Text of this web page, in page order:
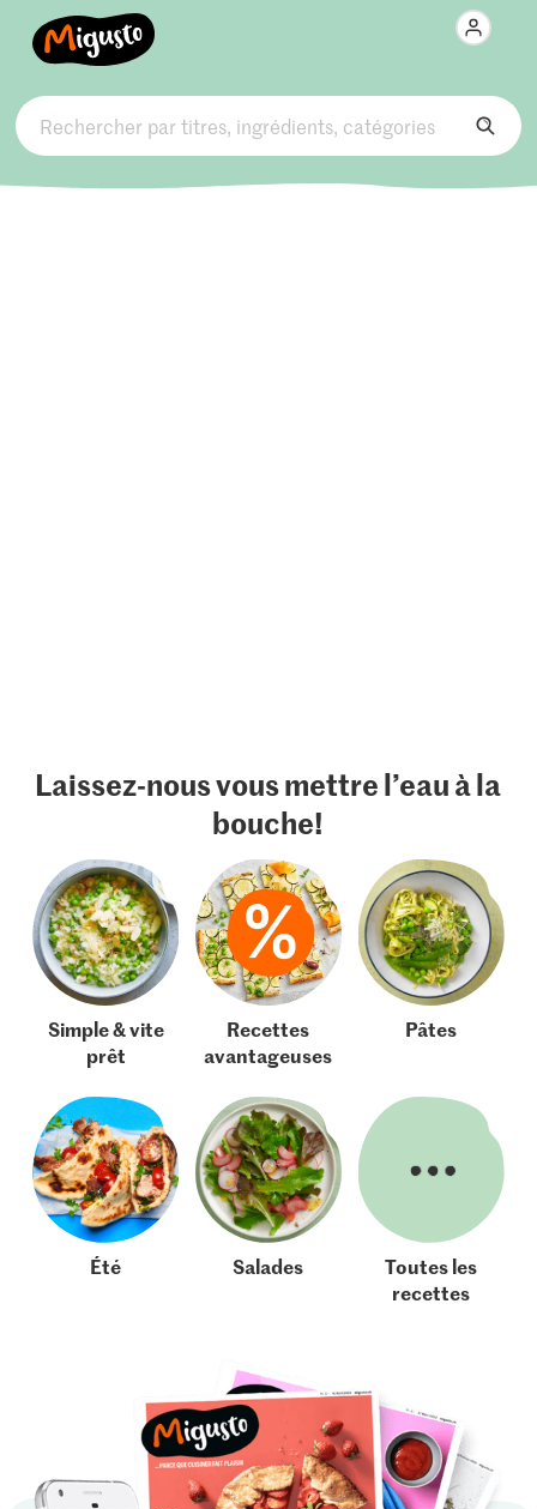
Laissez-nous vous mettre l’eau à la
bouche!
Simple & vite
prêt
Recettes
avantageuses
Pâtes
Été Salades
Toutes les
recettes